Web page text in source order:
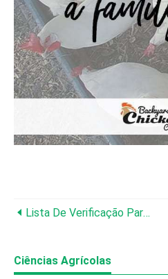
Lista De Verificação Para Novos Proprietários De Galinhas De Quintal
Ciências Agrícolas